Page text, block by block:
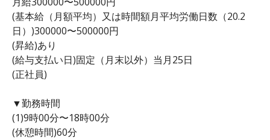
(基本給（月額平均）又は時間額月平均労働日数（20.2
日）)300000〜500000円
(昇給)あり
(給与支払い日)固定（月末以外）当月25日
(正社員)
▼勤務時間
(1)9時00分〜18時00分
(休憩時間)60分